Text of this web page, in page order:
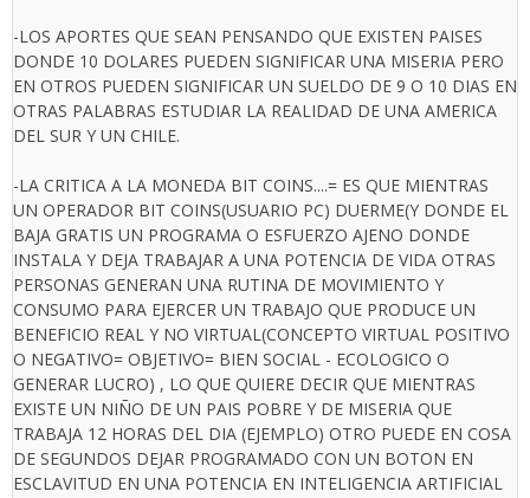
-LOS APORTES QUE SEAN PENSANDO QUE EXISTEN PAISES
DONDE 10 DOLARES PUEDEN SIGNIFICAR UNA MISERIA PERO
EN OTROS PUEDEN SIGNIFICAR UN SUELDO DE 9 O 10 DIAS EN
OTRAS PALABRAS ESTUDIAR LA REALIDAD DE UNA AMERICA
DEL SUR Y UN CHILE.
-LA CRITICA A LA MONEDA BIT COINS....= ES QUE MIENTRAS
UN OPERADOR BIT COINS(USUARIO PC) DUERME(Y DONDE EL
BAJA GRATIS UN PROGRAMA O ESFUERZO AJENO DONDE
INSTALA Y DEJA TRABAJAR A UNA POTENCIA DE VIDA OTRAS
PERSONAS GENERAN UNA RUTINA DE MOVIMIENTO Y
CONSUMO PARA EJERCER UN TRABAJO QUE PRODUCE UN
BENEFICIO REAL Y NO VIRTUAL(CONCEPTO VIRTUAL POSITIVO
O NEGATIVO= OBJETIVO= BIEN SOCIAL - ECOLOGICO O
GENERAR LUCRO) , LO QUE QUIERE DECIR QUE MIENTRAS
EXISTE UN NIÑO DE UN PAIS POBRE Y DE MISERIA QUE
TRABAJA 12 HORAS DEL DIA (EJEMPLO) OTRO PUEDE EN COSA
DE SEGUNDOS DEJAR PROGRAMADO CON UN BOTON EN
ESCLAVITUD EN UNA POTENCIA EN INTELIGENCIA ARTIFICIAL